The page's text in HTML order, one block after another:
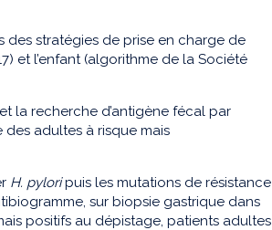
des stratégies de prise en charge de
et l’enfant (algorithme de la Société
la recherche d’antigène fécal par
adultes à risque mais
H. pyloripuis les mutations de résistance
sur biopsie gastrique dans
positifs au dépistage, patients adultes